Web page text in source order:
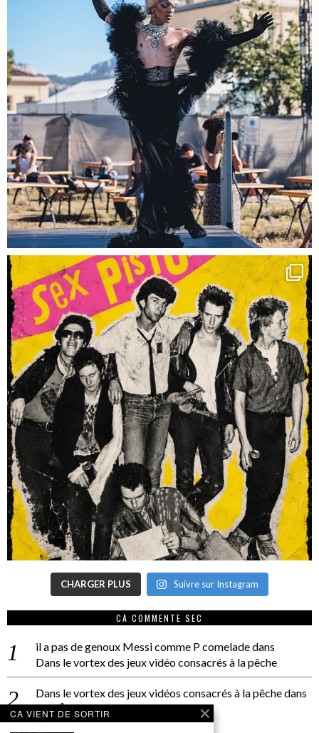
CHARGER PLUS Suivre sur Instagram
CA COMMENTE SEC
il a pas de genoux Messi comme P comeladedans
Dans le vortex des jeux vidéo consacrés à la pêche
Dans le vortex des jeux vidéos consacrés à la pêchedans
PACÔME THIELLEMENT
La séance d’Hip Gnose
CA VIENT DE SORTIR